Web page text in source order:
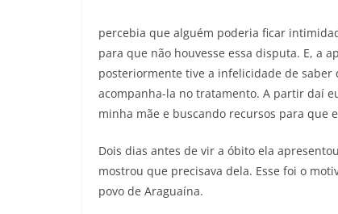
percebia que alguém poderia ficar
para que não houvesse essa disputa. E, a
posteriormente tive a infelicidade de saber
acompanha-la no tratamento. A partir daí
minha mãe e buscando recursos para que
Dois dias antes de vir a óbito ela
mostrou que precisava dela. Esse foi o
povo de Araguaína.